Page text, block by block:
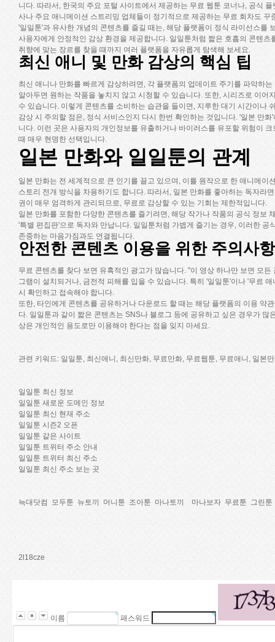
니다. 따라서, 한국의 주요 포털 사이트에서 제공하는 무료 웹툰 코너나, 공식
사나 주요 애니메이션 스트리밍 업체들이 정기적으로 제공하는 무료 회차도 꾸
'일일툰'과 유사한 개념의 콘텐츠를 즐길 때는, 해당 플랫폼이 정식 라이선스
사용자에게 안정적인 감상 환경을 제공합니다. 일일툰처럼 짧은 호흡의 콘텐
취향에 맞는 장르를 찾을 때까지 여러 플랫폼을 자유롭게 탐색해 보세요.
최신 애니 및 만화 감상의 핵심 팁
최신 애니나 만화를 빠르게 감상하려면, 각 플랫폼의 업데이트 주기를 파악하
알아두면 원하는 작품을 놓치지 않고 시청할 수 있습니다. 또한, 시리즈로 이
수 있습니다. 이렇게 콘텐츠를 소비하는 습관을 들이면, 지루한 대기 시간이나
감상 시 주의할 점은, 정식 서비스인지 다시 한번 확인하는 것입니다. '일본 만
니다. 이런 곳은 사용자의 개인정보를 유출하거나 바이러스를 유포할 위험이
때 매우 현명한 선택입니다.
일본 만화와 일일툰의 관계
일본 만화는 전 세계적으로 큰 인기를 끌고 있으며, 이를 원작으로 한 애니메
스토리 전개 방식을 차용하기도 합니다. 따라서, 일본 만화를 좋아하는 독자라
권이 매우 엄격하게 관리되므로, 무료로 감상할 수 있는 기회는 제한적입니다.
일본 만화를 포함한 다양한 콘텐츠를 즐기려면, 해당 작가나 작품의 공식 정보
'특별 편집판'으로 독자와 만납니다. 일일툰처럼 가볍게 즐기는 경우, 이러한
존중하는 마음가짐과도 연결됩니다.
안전한 콘텐츠 이용을 위한 주의사항
무료 콘텐츠를 찾다 보면 유혹적인 광고가 많습니다. "이 영상 하나만 보면 모
그램이 설치되거나, 금전적 피해를 입을 수 있습니다. 특히 '일일툰'이나 '무료
시 확인하고 접속해야 합니다.
또한, 타인에게 콘텐츠를 공유하거나 다운로드 할 때는 해당 플랫폼의 이용 약
다. 일일툰과 같이 짧은 콘텐츠는 SNS나 블로그 등에 공유하고 싶은 경우가
상은 개인적인 용도로만 이용해야 한다는 점을 잊지 마세요.
관련 키워드: 일일툰, 최신애니, 최신만화, 무료만화, 무료웹툰, 무료애니, 일본
일일툰 최신 정보
일일툰 새로운 도메인 정보
일일툰 최신 현재 주소
일일툰 시즌2 오픈
일일툰 같은 사이트
일일툰 트위터 주소 안내
일일툰 트위터 최신 주소
일일툰 최신 주소 보는 곳
늑대닷컴 모두툰 뉴토끼 머니툰 조아툰 마나토끼 마나보자 무료툰 그린툰
2l18cze
이름 패스워드